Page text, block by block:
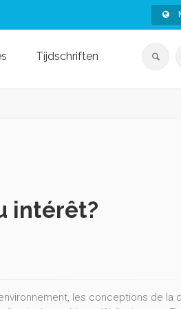
Tijdschriften
intérêt?
les conceptions de la